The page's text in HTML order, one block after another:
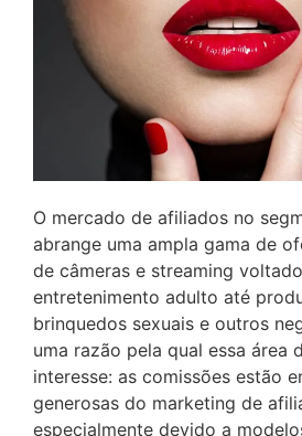
O mercado de afiliados no
abrange uma ampla gama de
de câmeras e streaming
entretenimento adulto até
brinquedos sexuais e outros
uma razão pela qual essa área
interesse: as comissões estão
generosas do marketing de
especialmente devido a